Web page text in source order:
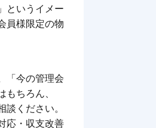
というイメー
員様限定の物
「今の管理会
ちろん、
ください。
応・収支改善